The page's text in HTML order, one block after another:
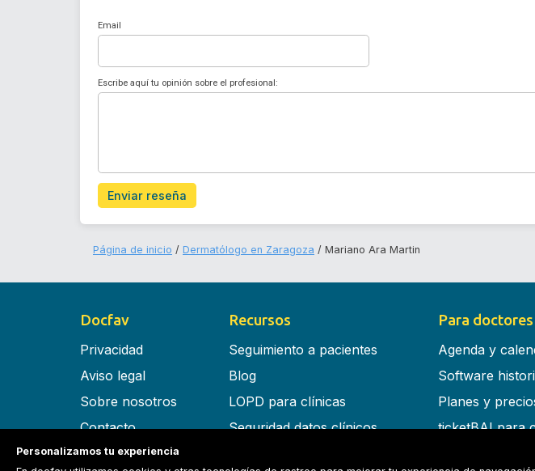
Email
Escribe aquí tu opinión sobre el profesional:
Enviar reseña
Página de inicio Dermatólogo en Zaragoza Mariano Ara Martin
Docfav
Privacidad
Aviso legal
Sobre nosotros
Contacto
Términos y condiciones
Recursos
Seguimiento a pacientes
Blog
LOPD para clínicas
Seguridad datos clínicos
Para doctores
Agenda y
Software
Planes y
ticketBAI para
Personalizamos tu experiencia